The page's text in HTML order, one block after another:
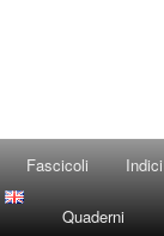
Fascicoli Indici
Quaderni